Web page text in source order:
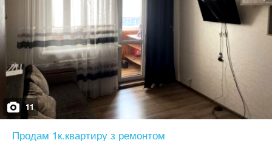
№7, остановки общественного транспорта. Все необходимое
для комфортной жизни находится в шаговой доступности. Цена:
30 000 $ + комиссия агентства ✅ Возможна покупка по
государственным программам. Телефон: 098 335 6371 Звоните
прямо сейчас и записывайтесь на просмотр! Рассмотрим ваши
предложения по цене.
11
Продам 1к.квартиру з ремонтом